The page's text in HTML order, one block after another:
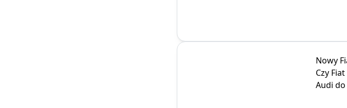
Nowy
Czy
Audi do